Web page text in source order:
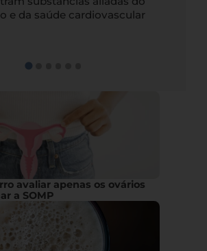
e da saúde cardiovascular
avaliar apenas os ovários
a SOMP